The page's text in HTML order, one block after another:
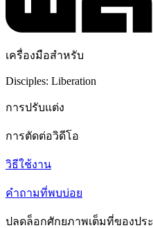
เครื่องมือสำหรับ
Disciples: Liberation
การปรับแต่ง
การตัดต่อวิดีโอ
วิธีใช้งาน
คำถามที่พบบ่อย
ปลดล็อกศักยภาพเต็มที่ของประ